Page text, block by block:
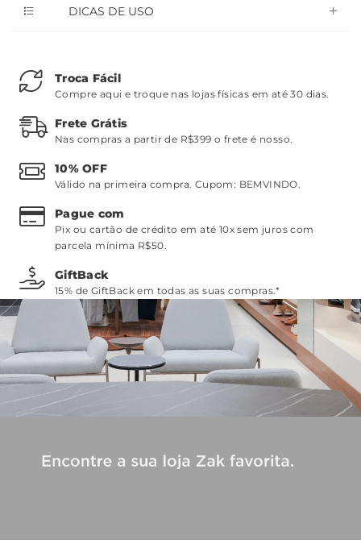
DICAS DE USO
Troca Fácil
Compre aqui e troque nas lojas físicas em até 30 dias.
Frete Grátis
Nas compras a partir de R$399 o frete é nosso.
10% OFF
Válido na primeira compra. Cupom: BEMVINDO.
Pague com
Pix ou cartão de crédito em até 10x sem juros com
parcela mínima R$50.
GiftBack
15% de GiftBack em todas as suas compras.*